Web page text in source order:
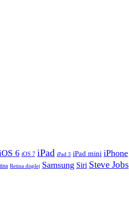
6 iOS 7 iPad iPad 3 iPad mini iPhone
Retina displej Samsung Siri Steve Jobs